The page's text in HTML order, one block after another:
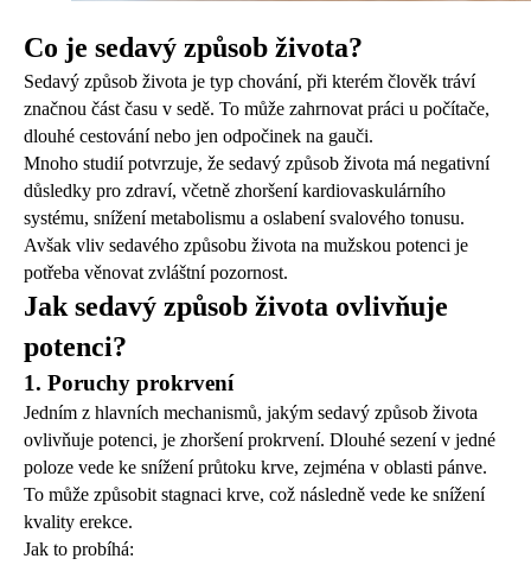
Co je sedavý způsob života?
Sedavý způsob života je typ chování, při kterém člověk tráví
značnou část času v sedě. To může zahrnovat práci u počítače,
dlouhé cestování nebo jen odpočinek na gauči.
Mnoho studií potvrzuje, že sedavý způsob života má negativní
důsledky pro zdraví, včetně zhoršení kardiovaskulárního
systému, snížení metabolismu a oslabení svalového tonusu.
Avšak vliv sedavého způsobu života na mužskou potenci je
potřeba věnovat zvláštní pozornost.
Jak sedavý způsob života ovlivňuje
potenci?
1. Poruchy prokrvení
Jedním z hlavních mechanismů, jakým sedavý způsob života
ovlivňuje potenci, je zhoršení prokrvení. Dlouhé sezení v jedné
poloze vede ke snížení průtoku krve, zejména v oblasti pánve.
To může způsobit stagnaci krve, což následně vede ke snížení
kvality erekce.
Jak to probíhá: